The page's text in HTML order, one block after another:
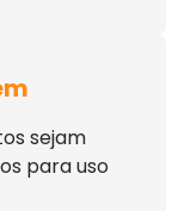
sejam
para uso